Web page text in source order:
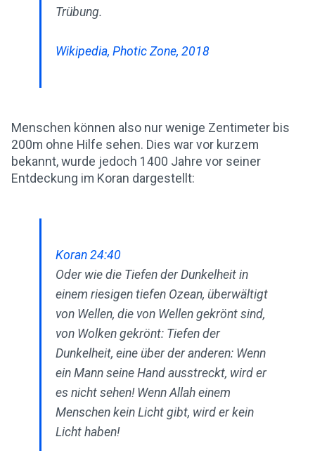
Trübung.
Wikipedia, Photic Zone, 2018
Menschen können also nur wenige Zentimeter bis
200m ohne Hilfe sehen. Dies war vor kurzem
bekannt, wurde jedoch 1400 Jahre vor seiner
Entdeckung im Koran dargestellt:
Koran 24:40
Oder wie die Tiefen der Dunkelheit in
einem riesigen tiefen Ozean, überwältigt
von Wellen, die von Wellen gekrönt sind,
von Wolken gekrönt: Tiefen der
Dunkelheit, eine über der anderen: Wenn
ein Mann seine Hand ausstreckt, wird er
es nicht sehen! Wenn Allah einem
Menschen kein Licht gibt, wird er kein
Licht haben!